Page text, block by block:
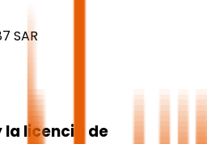
SAR
la licencia de